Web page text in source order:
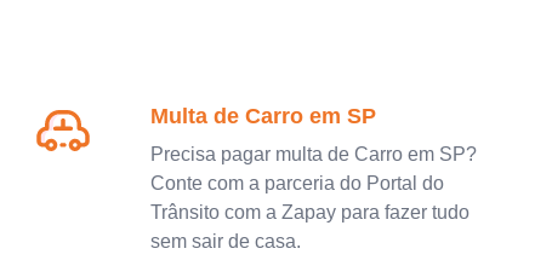
Multa de Carro em SP
Precisa pagar multa de Carro em SP?
Conte com a parceria do Portal do
Trânsito com a Zapay para fazer tudo
sem sair de casa.